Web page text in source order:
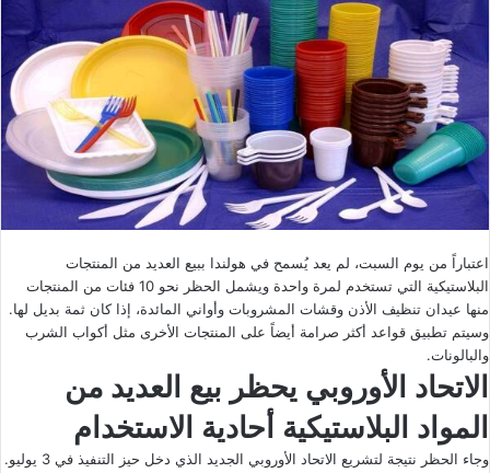
اعتباراً من يوم السبت، لم يعد يُسمح في هولندا ببيع العديد من المنتجات
البلاستيكية التي تستخدم لمرة واحدة ويشمل الحظر نحو 10 فئات من المنتجات
منها عيدان تنظيف الأذن وقشات المشروبات وأواني المائدة، إذا كان ثمة بديل لها.
وسيتم تطبيق قواعد أكثر صرامة أيضاً على المنتجات الأخرى مثل أكواب الشرب
والبالونات.
الاتحاد الأوروبي يحظر بيع العديد من
المواد البلاستيكية أحادية الاستخدام
وجاء الحظر نتيجة لتشريع الاتحاد الأوروبي الجديد الذي دخل حيز التنفيذ في 3 يوليو.